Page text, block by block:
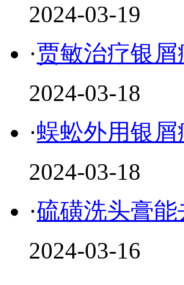
2024-03-19
·贾敏治疗银
2024-03-18
·蜈蚣外用银屑
2024-03-18
·硫磺洗头膏
2024-03-16